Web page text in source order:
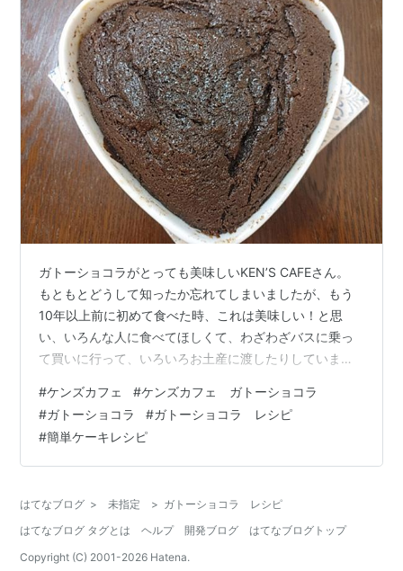
ガトーショコラがとっても美味しいKEN’S CAFEさん。
もともとどうして知ったか忘れてしまいましたが、もう
10年以上前に初めて食べた時、これは美味しい！と思
い、いろんな人に食べてほしくて、わざわざバスに乗っ
て買いに行って、いろいろお土産に渡したりしていまし
ラ、なんとレシピが公開されていると知ったのも、もう
何年前になるでしょうか。 見てみたら、難しそうな工程
はなく、とにかく混ぜるだけ、そして材料も４品だけ。
これなら私もできる、と思って作ってみたら、ちゃんと
りですが、焼いてみました…
#ケンズカフェ #ケンズカフェ ガトーショコラ
#ガトーショコラ #ガトーショコラ レシピ
#簡単ケーキレシピ
はてなブログ > 未指定 > ガトーショコラ レシピ
はてなブログ タグとは
ヘルプ 開発ブログ
はてなブログトップ
Copyright (C) 2001-2026 Hatena.